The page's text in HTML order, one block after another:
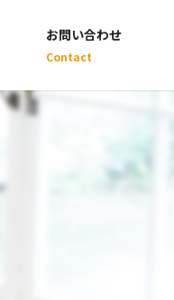
お問い合わせ
Contact